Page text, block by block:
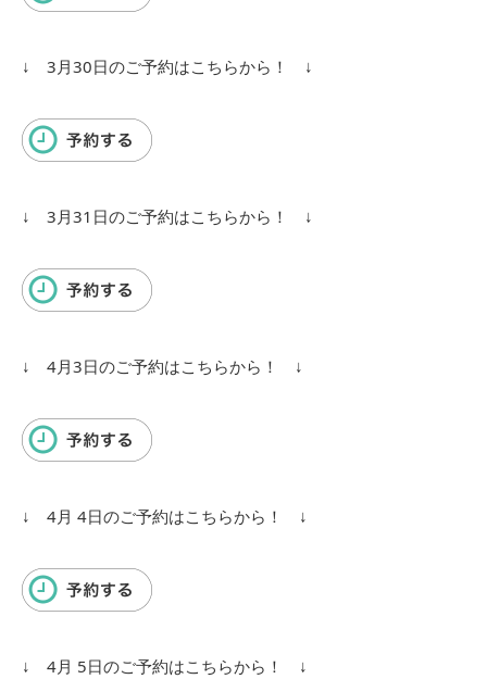
↓ 3月30日のご予約はこちらから！ ↓
↓ 3月31日のご予約はこちらから！ ↓
↓ 4月3日のご予約はこちらから！ ↓
↓ 4月 4日のご予約はこちらから！ ↓
↓ 4月 5日のご予約はこちらから！ ↓